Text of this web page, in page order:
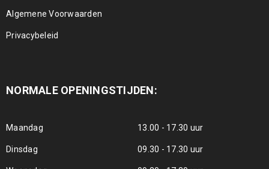
Algemene Voorwaarden
Privacybeleid
NORMALE OPENINGSTIJDEN:
Maandag 13.00 - 17.30 uur
Dinsdag 09.30 - 17.30 uur